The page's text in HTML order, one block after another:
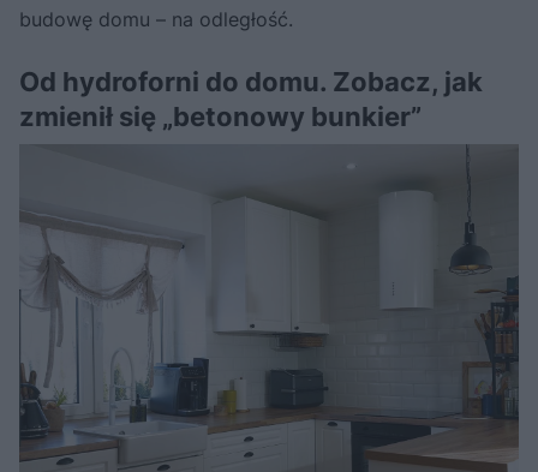
budowę domu – na odległość.
Od hydroforni do domu. Zobacz, jak
zmienił się „betonowy bunkier”